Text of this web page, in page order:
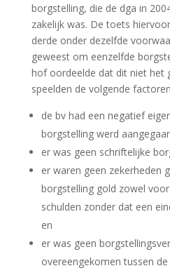
borgstelling, die de dga in
zakelijk was. De toets
derde onder dezelfde
geweest om eenzelfde
hof oordeelde dat dit niet het
speelden de volgende
de bv had een negatief
borgstelling werd
er was geen schriftelijke
er waren geen zekerheden
borgstelling gold zowel
schulden zonder dat een
en
er was geen
overeengekomen tussen de